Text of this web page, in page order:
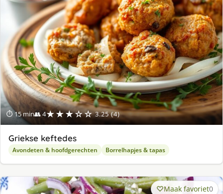
⏱ 15 min👥 4★★★☆☆ 3.25 (4)
Griekse keftedes
Avondeten & hoofdgerechten Borrelhapjes & tapas
Maak favoriet0